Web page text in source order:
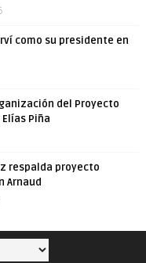
como su presidente en
del Proyecto
Piña
respalda proyecto
Arnaud